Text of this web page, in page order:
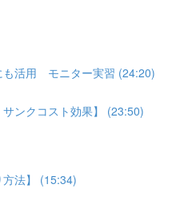
も活用 モニター実習 (24:20)
ンクコスト効果】 (23:50)
法】 (15:34)